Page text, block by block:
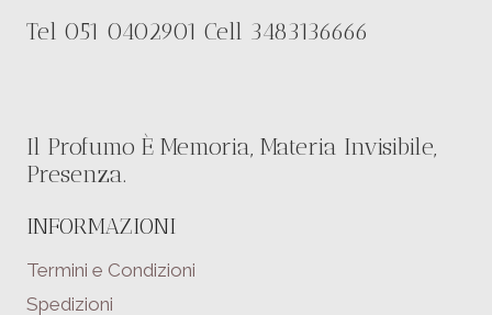
Tel 051 0402901 Cell 3483136666
Il Profumo È Memoria, Materia Invisibile,
Presenza.
INFORMAZIONI
Termini e Condizioni
Spedizioni